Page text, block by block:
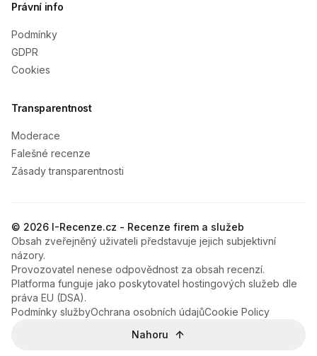
Právní info
Podmínky
GDPR
Cookies
Transparentnost
Moderace
Falešné recenze
Zásady transparentnosti
© 2026 I-Recenze.cz - Recenze firem a služeb
Obsah zveřejněný uživateli představuje jejich subjektivní
názory.
Provozovatel nenese odpovědnost za obsah recenzí.
Platforma funguje jako poskytovatel hostingových služeb dle
práva EU (DSA).
Podmínky službyOchrana osobních údajůCookie Policy
Nahoru